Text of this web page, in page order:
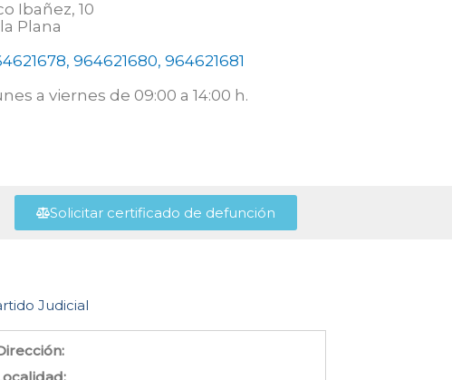
Ibañez, 10
Plana
964621680, 964621681
a viernes de 09:00 a 14:00 h.
Solicitar certificado de defunción
Judicial